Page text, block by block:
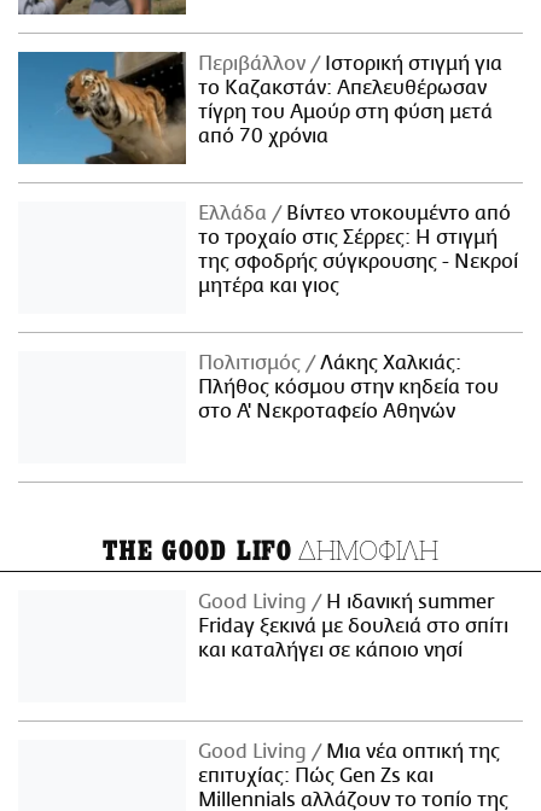
Περιβάλλον
Ιστορική στιγμή για
το Καζακστάν: Απελευθέρωσαν
τίγρη του Αμούρ στη φύση μετά
από 70 χρόνια
Ελλάδα
Βίντεο ντοκουμέντο από
το τροχαίο στις Σέρρες: Η στιγμή
της σφοδρής σύγκρουσης - Νεκροί
μητέρα και γιος
Πολιτισμός
Λάκης Χαλκιάς:
Πλήθος κόσμου στην κηδεία του
στο Α' Νεκροταφείο Αθηνών
THE GOOD LIFO ΔΗΜΟΦΙΛΗ
Good Living
Η ιδανική summer
Friday ξεκινά με δουλειά στο σπίτι
και καταλήγει σε κάποιο νησί
Good Living
Μια νέα οπτική της
επιτυχίας: Πώς Gen Zs και
Millennials αλλάζουν το τοπίο της